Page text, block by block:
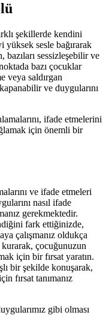
şekillerde kendini
yüksek sesle bağırarak
sessizleşebilir ve
bazı çocuklar
veya saldırgan
ve duygularını
ifade etmelerini
için önemli bir
ve ifade etmeleri
nasıl ifade
gerekmektedir.
fark ettiğinizde,
çalışmanız oldukça
çocuğunuzun
için bir fırsat yaratın.
bir şekilde konuşarak,
fırsat tanımanız
gibi olması